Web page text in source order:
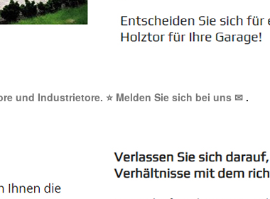
und Industrietore. ⭐ Melden Sie sich bei uns ✉ .